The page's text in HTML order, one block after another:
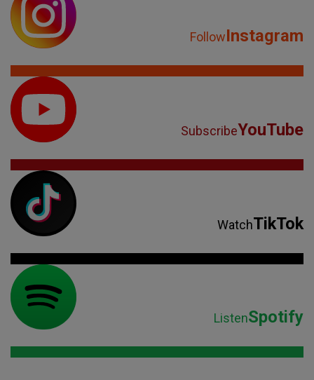
FollowInstagram
SubscribeYouTube
WatchTikTok
ListenSpotify